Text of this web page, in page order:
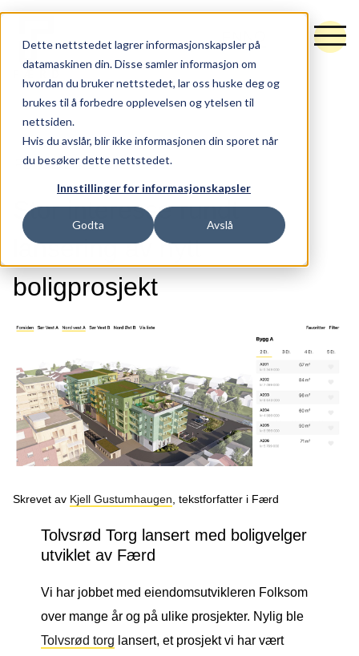
Dette nettstedet lagrer informasjonskapsler på
datamaskinen din. Disse samler informasjon om
hvordan du bruker nettstedet, lar oss huske deg og
brukes til å forbedre opplevelsen og ytelsen til
nettsiden.
Hvis du avslår, blir ikke informasjonen din sporet når
du besøker dette nettstedet.
Innstillinger for informasjonskapsler
Godta Avslå
Tjenester
Idé og utforming
Synlighet og vekst
Podcast
Om oss
Kontakt
Nyhetsbrev
EN
FORSIDEN NYTT
Stor interesse rundt
lansering av nytt
boligprosjekt
Skrevet av Kjell Gustumhaugen , tekstforfatter i Færd
Tolvsrød Torg lansert med boligvelger
utviklet av Færd
Vi har jobbet med eiendomsutvikleren Folksom
over mange år og på ulike prosjekter. Nylig ble
Tolvsrød torg lansert, et prosjekt vi har vært